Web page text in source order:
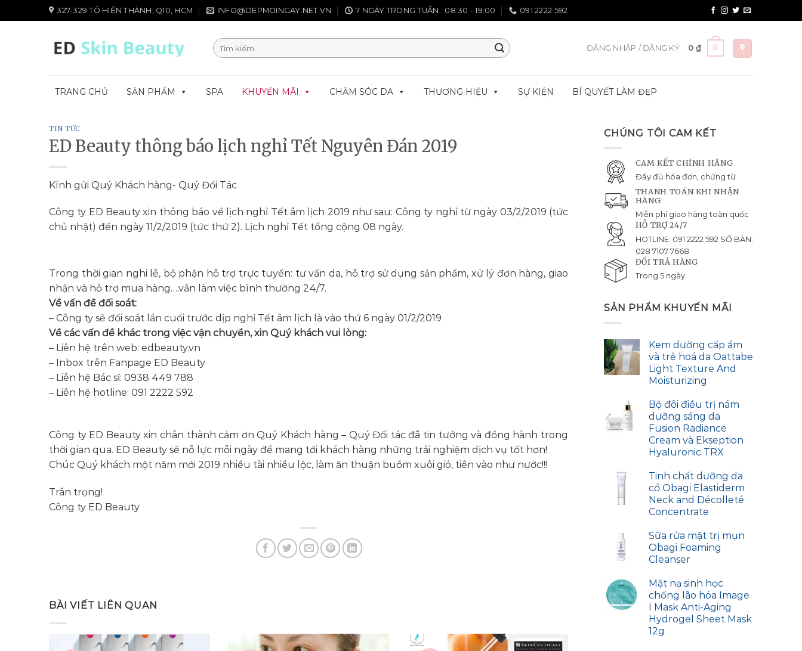
đến
327-329 TÔ HIẾN THÀNH, Q10, HCM INFO@DEPMOINGAY.NET.VN 7 NGÀY TRONG TUẦN : 08:30 - 19:00 091 2222 592
Tìm
kiếm:
ĐĂNG NHẬP / ĐĂNG KÝ 0 ₫ 0
TRANG CHỦ SẢN PHẨM SPA KHUYẾN MÃI CHĂM SÓC DA THƯƠNG HIỆU SỰ KIỆN BÍ QUYẾT LÀM ĐẸP
TIN TỨC
ED Beauty thông báo lịch nghỉ Tết Nguyên Đán 2019
Kính gửi Quý Khách hàng- Quý Đối Tác
Công ty ED Beauty xin thông báo về lịch nghỉ Tết âm lịch 2019 như sau: Công ty nghỉ từ ngày 03/2/2019 (tức
chủ nhật) đến ngày 11/2/2019 (tức thứ 2). Lịch nghỉ Tết tổng cộng 08 ngày.
Trong thời gian nghi lễ, bộ phận hỗ trợ trực tuyến: tư vấn da, hỗ trợ sử dụng sản phẩm, xử lý đơn hàng, giao
nhận và hỗ trợ mua hàng….vẫn làm việc bình thường 24/7.
Về vấn đề đối soát:
– Công ty sẽ đối soát lần cuối trước dịp nghỉ Tết âm lịch là vào thứ 6 ngày 01/2/2019
Về các vấn đề khác trong việc vận chuyển, xin Quý khách vui lòng:
– Liên hệ trên web: edbeauty.vn
– Inbox trên Fanpage ED Beauty
– Liên hệ Bác sĩ: 0938 449 788
– Liên hệ hotline: 091 2222 592
Công ty ED Beauty xin chân thành cảm ơn Quý Khách hàng – Quý Đối tác đã tin tưởng và đồng hành trong
thời gian qua. ED Beauty sẽ nỗ lực mỗi ngày để mang tới khách hàng những trải nghiệm dịch vụ tốt hơn!
Chúc Quý khách một năm mới 2019 nhiều tài nhiều lộc, làm ăn thuận buồm xuôi gió, tiền vào như nước!!!
Trân trọng!
Công ty ED Beauty
BÀI VIẾT LIÊN QUAN
CHÚNG TÔI CAM KẾT
CAM KẾT CHÍNH HÃNG
Đầy đủ hóa đơn, chứng từ
THANH TOÁN KHI NHẬN
HÀNG
Miễn phí giao hàng toàn quốc
HỖ TRỢ 24/7
HOTLINE: 091 2222 592 SỐ BÀN:
028 7107 7668
ĐỔI TRẢ HÀNG
Trong 5 ngày
SẢN PHẨM KHUYẾN MÃI
Kem dưỡng cấp ẩm
và trẻ hoá da Oattabe
Light Texture And
Moisturizing
Bộ đôi điều trị nám
dưỡng sáng da
Fusion Radiance
Cream và Ekseption
Hyaluronic TRX
Tinh chất dưỡng da
cổ Obagi Elastiderm
Neck and Décolleté
Concentrate
Sữa rửa mặt trị mụn
Obagi Foaming
Cleanser
Mặt nạ sinh học
chống lão hóa Image
I Mask Anti-Aging
Hydrogel Sheet Mask
12g